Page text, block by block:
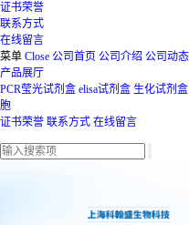
证书荣誉
联系方式
在线留言
菜单 Close 公司首页 公司介绍 公司动态
产品展厅
PCR莹光试剂盒 elisa试剂盒 生化试剂盒
胞
证书荣誉 联系方式 在线留言